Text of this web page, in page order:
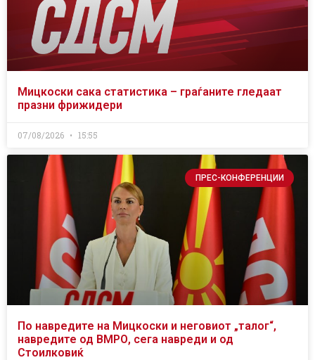
Мицкоски сака статистика – граѓаните гледаат
празни фрижидери
07/08/2026 15:55
ПРЕС-КОНФЕРЕНЦИИ
По навредите на Мицкоски и неговиот „талог“,
навредите од ВМРО, сега навреди и од
Стоилковиќ